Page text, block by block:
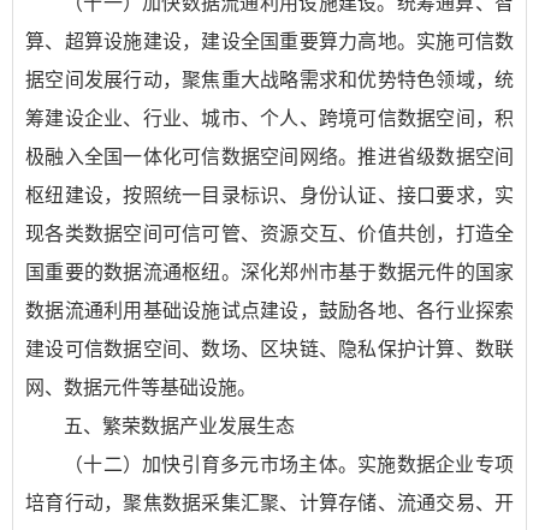
算、超算设施建设，建设全国重要算力高地。实施可信数
据空间发展行动，聚焦重大战略需求和优势特色领域，统
筹建设企业、行业、城市、个人、跨境可信数据空间，积
极融入全国一体化可信数据空间网络。推进省级数据空间
枢纽建设，按照统一目录标识、身份认证、接口要求，实
现各类数据空间可信可管、资源交互、价值共创，打造全
国重要的数据流通枢纽。深化郑州市基于数据元件的国家
数据流通利用基础设施试点建设，鼓励各地、各行业探索
建设可信数据空间、数场、区块链、隐私保护计算、数联
网、数据元件等基础设施。
五、繁荣数据产业发展生态
（十二）加快引育多元市场主体。实施数据企业专项
培育行动，聚焦数据采集汇聚、计算存储、流通交易、开